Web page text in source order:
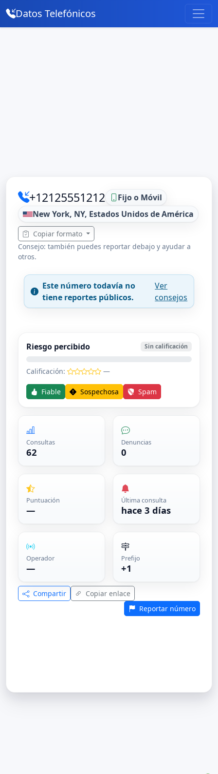
Datos Telefónicos
+12125551212
Fijo o Móvil
New York, NY, Estados Unidos de América
Copiar formato
Consejo: también puedes reportar debajo y ayudar a
otros.
Este número todavía no
tiene reportes públicos.
Ver
consejos
Riesgo percibido Sin calificación
Calificación: —
Fiable Sospechosa Spam
Consultas
62
Denuncias
0
Puntuación
—
Última consulta
hace 3 días
Operador
—
Prefijo
+1
Compartir
Copiar enlace
Reportar número